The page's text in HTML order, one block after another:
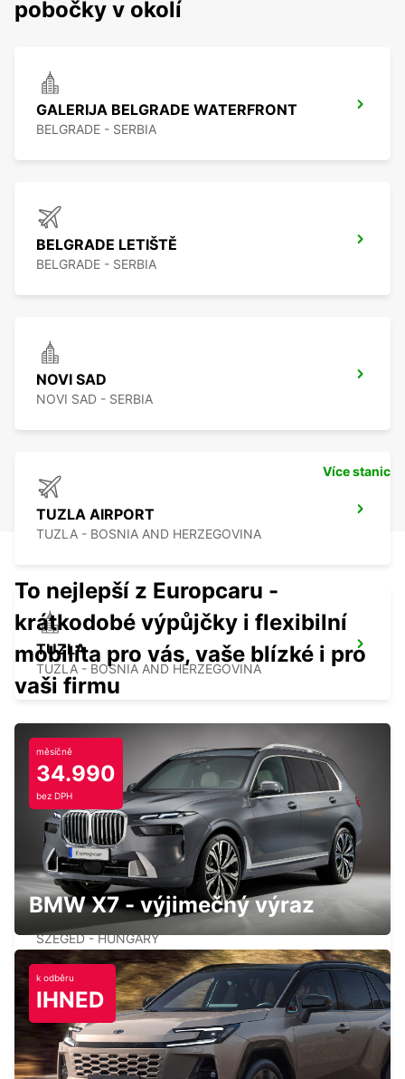
pobočky v okolí
GALERIJA BELGRADE WATERFRONT
BELGRADE - SERBIA
BELGRADE LETIŠTĚ
BELGRADE - SERBIA
NOVI SAD
NOVI SAD - SERBIA
TUZLA AIRPORT
TUZLA - BOSNIA AND HERZEGOVINA
TUZLA
TUZLA - BOSNIA AND HERZEGOVINA
TIMISOARA AIRPORT
TIMISOARA - ROMANIA
SZEGED - HUNGARY
SARAJEVO HOTEL PRESIDENT
SARAJEVO - BOSNIA AND HERZEGOVINA
Více stanic
To nejlepší z Europcaru -
krátkodobé výpůjčky i flexibilní
mobilita pro vás, vaše blízké i pro
vaši firmu
měsíčně
34.990
bez DPH
BMW X7 - výjimečný výraz
k odběru
IHNED